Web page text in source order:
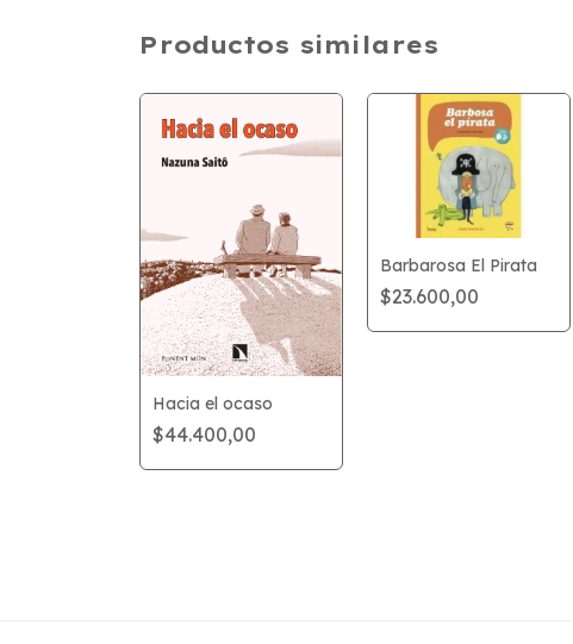
Productos similares
Hacia el ocaso
$44.400,00
Barbarosa El Pirata
$23.600,00